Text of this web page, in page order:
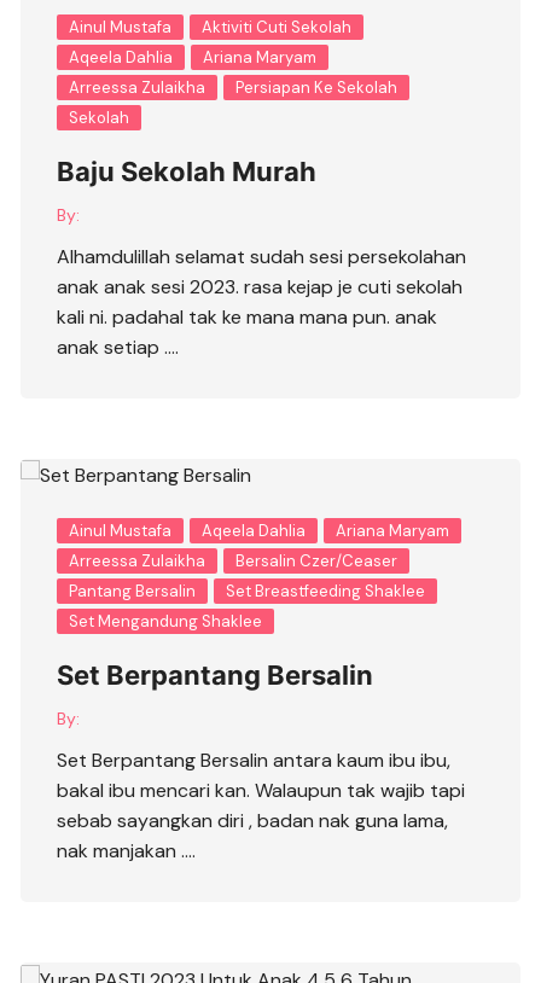
Ainul Mustafa
Aktiviti Cuti Sekolah
Aqeela Dahlia
Ariana Maryam
Arreessa Zulaikha
Persiapan Ke Sekolah
Sekolah
Baju Sekolah Murah
By:
Alhamdulillah selamat sudah sesi persekolahan
anak anak sesi 2023. rasa kejap je cuti sekolah
kali ni. padahal tak ke mana mana pun. anak
anak setiap ….
Ainul Mustafa Aqeela Dahlia
Ariana Maryam
Arreessa Zulaikha
Bersalin Czer/Ceaser
Pantang Bersalin
Set Breastfeeding Shaklee
Set Mengandung Shaklee
Set Berpantang Bersalin
By:
Set Berpantang Bersalin antara kaum ibu ibu,
bakal ibu mencari kan. Walaupun tak wajib tapi
sebab sayangkan diri , badan nak guna lama,
nak manjakan ….